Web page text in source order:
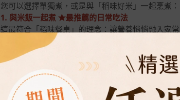
您可以選擇單獨煮，或是與「稻味好米」一起烹煮：
1. 與米飯一起煮 ★最推薦的日常吃法
這最符合「稻味餐桌」的理念：讓營養悄悄融入家常
比例建議： 米：藜麥 = 4：1 或 5：1（可依個人喜好
水量： 照平時煮飯的水量即可，若擔心太乾，可額
做法▶▶▶將洗淨的米與藜麥混合，按下電鍋開關。